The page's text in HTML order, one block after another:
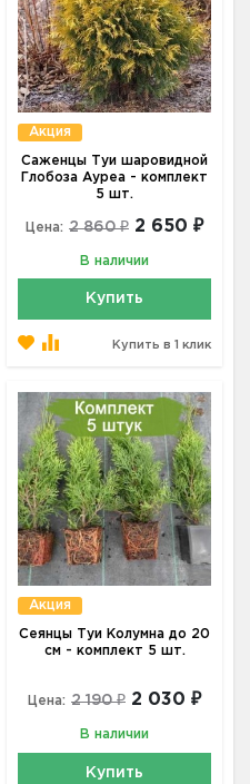
Акция
Саженцы Туи шаровидной
Глобоза Ауреа - комплект
5 шт.
Цена: 2 860 ₽ 2 650 ₽
В наличии
Купить
Купить в 1 клик
Акция
Сеянцы Туи Колумна до 20
см - комплект 5 шт.
Цена: 2 190 ₽ 2 030 ₽
В наличии
Купить